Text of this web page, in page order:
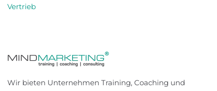
Vertrieb
Wir bieten Unternehmen Training, Coaching und